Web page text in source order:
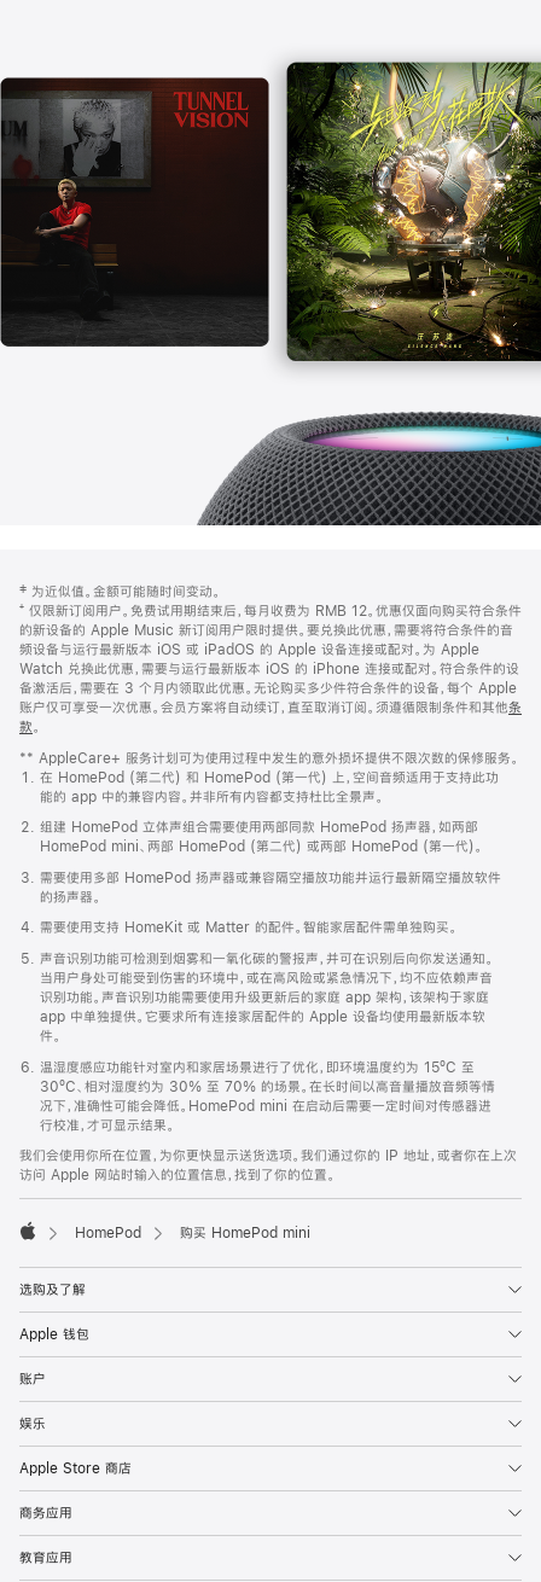
口
中
打
开)
页
页
脚
注
‡ 为近似值。金额可能随时间变动。
⁺ 仅限新订阅用户。免费试用期结束后，每月收费为 RMB 12。优惠仅面向购买符合条件
的新设备的 Apple Music 新订阅用户限时提供。要兑换此优惠，需要将符合条件的音
频设备与运行最新版本 iOS 或 iPadOS 的 Apple 设备连接或配对。为 Apple
Watch 兑换此优惠，需要与运行最新版本 iOS 的 iPhone 连接或配对。符合条件的设
备激活后，需要在 3 个月内领取此优惠。无论购买多少件符合条件的设备，每个 Apple
账户仅可享受一次优惠。会员方案将自动续订，直至取消订阅。须遵循限制条件和其他条
款。
窗
口
中
打
开)
** AppleCare+ 服务计划可为使用过程中发生的意外损坏提供不限次数的保修服务。
在 HomePod (第二代) 和 HomePod (第一代) 上，空间音频适用于支持此功
能的 app 中的兼容内容。并非所有内容都支持杜比全景声。
组建 HomePod 立体声组合需要使用两部同款 HomePod 扬声器，如两部
HomePod mini、两部 HomePod (第二代) 或两部 HomePod (第一代)。
需要使用多部 HomePod 扬声器或兼容隔空播放功能并运行最新隔空播放软件
的扬声器。
需要使用支持 HomeKit 或 Matter 的配件。智能家居配件需单独购买。
声音识别功能可检测到烟雾和一氧化碳的警报声，并可在识别后向你发送通知。
当用户身处可能受到伤害的环境中，或在高风险或紧急情况下，均不应依赖声音
识别功能。声音识别功能需要使用升级更新后的家庭 app 架构，该架构于家庭
app 中单独提供。它要求所有连接家居配件的 Apple 设备均使用最新版本软
件。
温湿度感应功能针对室内和家居场景进行了优化，即环境温度约为 15ºC 至
30ºC、相对湿度约为 30% 至 70% 的场景。在长时间以高音量播放音频等情
况下，准确性可能会降低。HomePod mini 在启动后需要一定时间对传感器进
行校准，才可显示结果。
我们会使用你所在位置，为你更快显示送货选项。我们通过你的 IP 地址，或者你在上次
访问 Apple 网站时输入的位置信息，找到了你的位置。
HomePod 购买 HomePod mini
选购及了解
Apple 钱包
账户
娱乐
Apple Store 商店
商务应用
教育应用